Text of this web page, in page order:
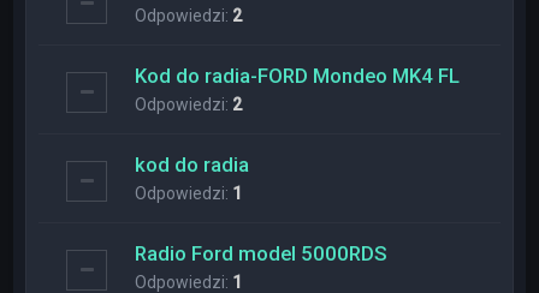
Odpowiedzi: 2
Kod do radia-FORD Mondeo MK4 FL
Odpowiedzi: 2
kod do radia
Odpowiedzi: 1
Radio Ford model 5000RDS
Odpowiedzi: 1